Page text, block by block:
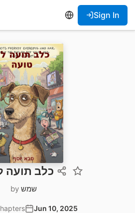
Sign In
כלב תועה
by שמש
Jun 10, 2025